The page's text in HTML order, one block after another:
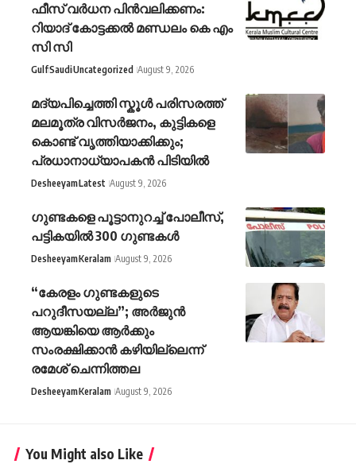
ഫീസ് വര്‍ധന പിന്‍വലിക്കണം:
റിയാദ് കോട്ടക്കല്‍ മണ്ഡലം കെ എം
സി സി
GulfSaudiUncategorized August 9, 2026
മദ്യപിച്ചെത്തി സ്കൂൾ പരിസരത്ത്
മലമൂത്ര വിസർജനം, കുട്ടികളെ
കൊണ്ട് വൃത്തിയാക്കിക്കും;
പ്രധാനാധ്യാപകൻ പിടിയിൽ
DesheeyamLatest August 9, 2026
ഗുണ്ടകളെ പൂട്ടാനുറച്ച് പോലീസ്,
പട്ടികയിൽ 300 ഗുണ്ടകൾ
DesheeyamKeralam August 9, 2026
“കേരളം ഗുണ്ടകളുടെ
പറുദീസയല്ല”; അർജുൻ
ആയങ്കിയെ ആർക്കും
സംരക്ഷിക്കാൻ കഴിയില്ലെന്ന്
രമേശ് ചെന്നിത്തല
DesheeyamKeralam August 9, 2026
You Might also Like